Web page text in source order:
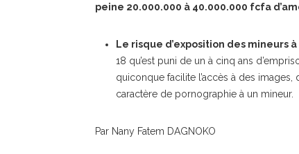
peine 20.000.000 à 40.000.000 fcfa
Le risque d’exposition des mineurs
18 qu’est puni de un à cinq ans
quiconque facilite l’accès à des
caractère de pornographie à un mineur.
Par Nany Fatem DAGNOKO